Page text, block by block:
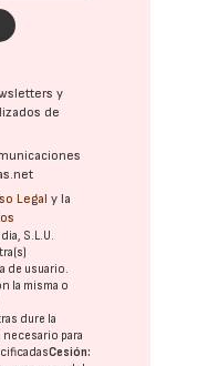
y
de
Legal y la
S.L.U.
de usuario.
la misma o
dure la
para
Cesión: